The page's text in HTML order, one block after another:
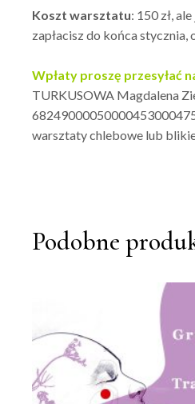
Koszt warsztatu: 150 zł,
zapłacisz do końca stycznia,
Wpłaty proszę przesyłać
TURKUSOWA Magdalena
warsztaty chlebowe lub
Podobne